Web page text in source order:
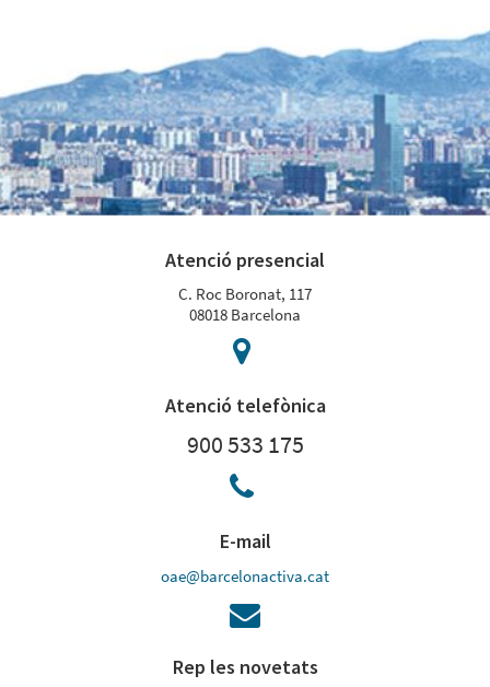
Atenció presencial
C. Roc Boronat, 117
08018 Barcelona
Atenció telefònica
900 533 175
E-mail
oae@barcelonactiva.cat
Rep les novetats